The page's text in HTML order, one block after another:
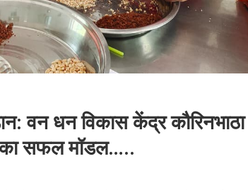
वन धन विकास केंद्र कौरिनभाठा
सफल मॉडल…..